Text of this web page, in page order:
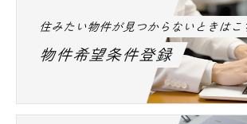
住みたい物件が見つからないときはこ
物件希望条件登録